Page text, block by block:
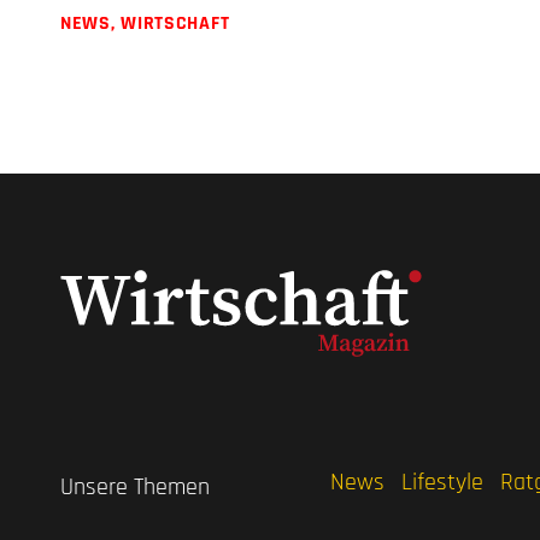
NEWS,WIRTSCHAFT
Unsere Themen News Lifestyle